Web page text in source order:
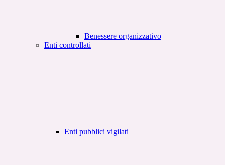
Benessere organizzativo
Enti controllati
Enti pubblici vigilati